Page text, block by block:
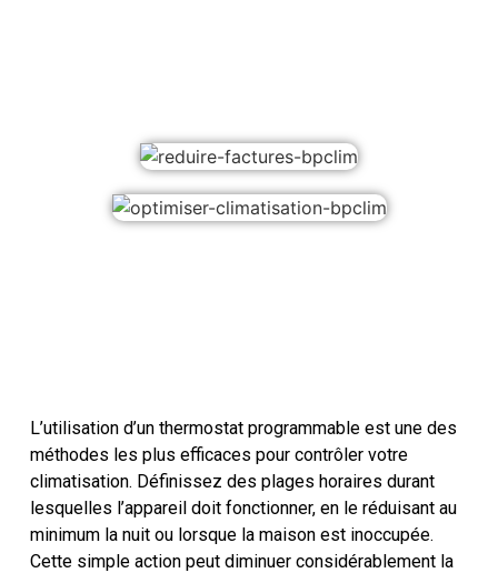
L’utilisation d’un thermostat programmable est une des
méthodes les plus efficaces pour contrôler votre
climatisation. Définissez des plages horaires durant
lesquelles l’appareil doit fonctionner, en le réduisant au
minimum la nuit ou lorsque la maison est inoccupée.
Cette simple action peut diminuer considérablement la